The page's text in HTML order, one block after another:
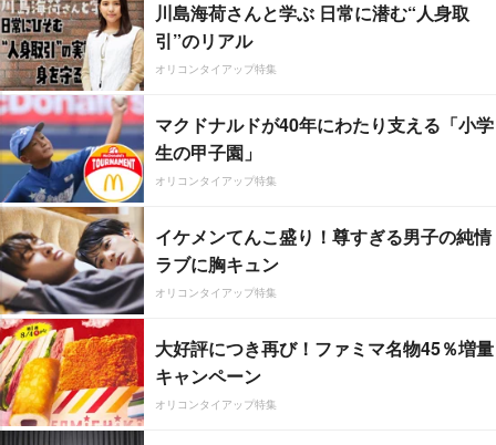
川島海荷さんと学ぶ 日常に潜む“人身取
引”のリアル
オリコンタイアップ特集
マクドナルドが40年にわたり支える「小学
生の甲子園」
オリコンタイアップ特集
イケメンてんこ盛り！尊すぎる男子の純情
ラブに胸キュン
オリコンタイアップ特集
大好評につき再び！ファミマ名物45％増量
キャンペーン
オリコンタイアップ特集